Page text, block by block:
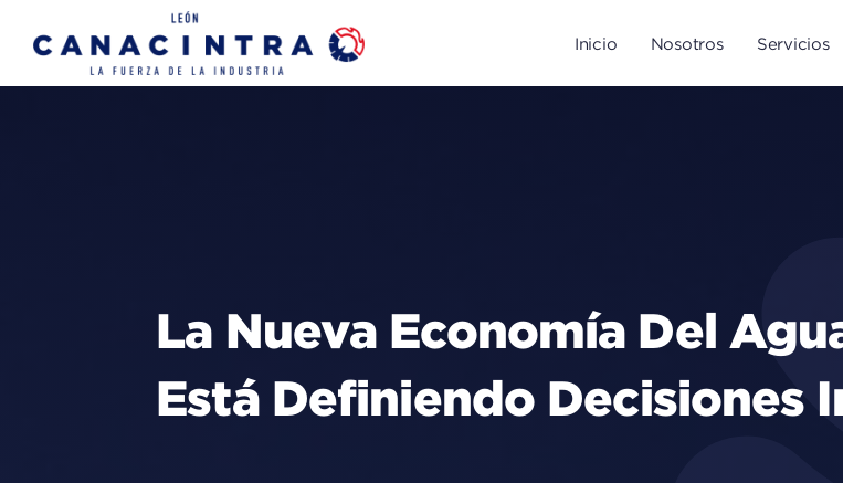
content
Inicio Nosotros Servicios
La Nueva Economía Del
Está Definiendo Decisiones